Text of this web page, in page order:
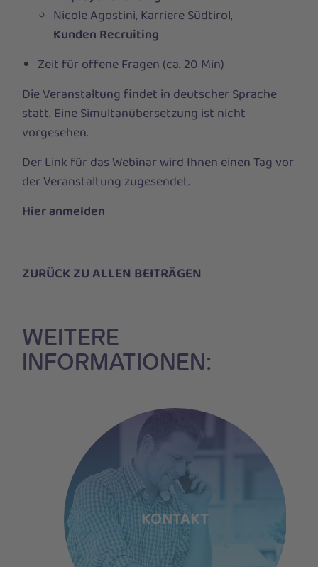
Nicole Agostini, Karriere Südtirol,
Kunden Recruiting
Zeit für offene Fragen (ca. 20 Min)
Die Veranstaltung findet in deutscher Sprache
statt. Eine Simultanübersetzung ist nicht
vorgesehen.
Der Link für das Webinar wird Ihnen einen Tag vor
der Veranstaltung zugesendet.
Hier anmelden
ZURÜCK ZU ALLEN BEITRÄGEN
WEITERE
INFORMATIONEN:
KONTAKT